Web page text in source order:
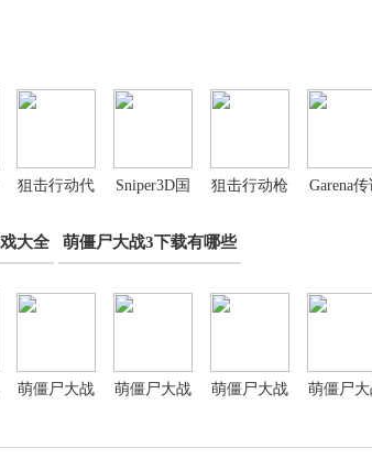
狙击行动代
号猎鹰国际
Sniper3D国
际服
狙击行动枪
战游戏解锁
Garena
大全 萌僵尸大战3下载有哪些
萌僵尸大战 萌僵尸大战 萌僵尸大战 萌僵尸